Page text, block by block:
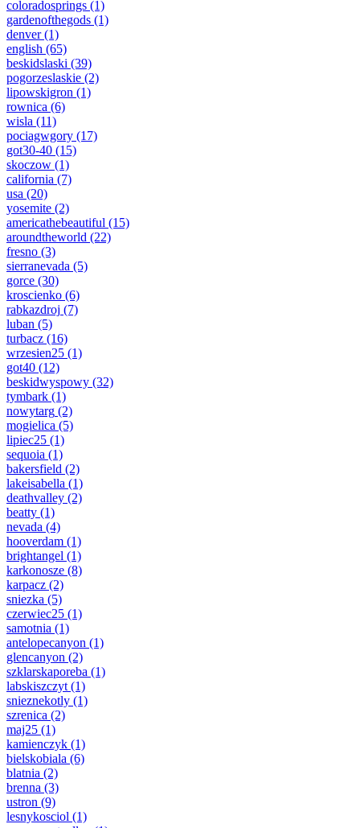
coloradosprings (1)
gardenofthegods (1)
denver(1)
english (65)
beskidslaski (39)
pogorzeslaskie (2)
lipowskigron (1)
rownica (6)
wisla (11)
pociagwgory (17)
got30-40 (15)
skoczow (1)
california (7)
usa (20)
yosemite (2)
americathebeautiful (15)
aroundtheworld (22)
fresno (3)
sierranevada (5)
gorce (30)
kroscienko (6)
rabkazdroj (7)
luban (5)
turbacz (16)
wrzesien25 (1)
got40 (12)
beskidwyspowy (32)
tymbark (1)
nowytarg (2)
mogielica (5)
lipiec25 (1)
sequoia (1)
bakersfield (2)
lakeisabella (1)
deathvalley (2)
beatty (1)
nevada (4)
hooverdam (1)
brightangel (1)
karkonosze (8)
karpacz (2)
sniezka (5)
czerwiec25 (1)
samotnia (1)
antelopecanyon (1)
glencanyon (2)
szklarskaporeba (1)
labskiszczyt(1)
snieznekotly (1)
szrenica (2)
maj25 (1)
kamienczyk (1)
bielskobiala (6)
blatnia (2)
brenna (3)
ustron (9)
lesnykosciol (1)